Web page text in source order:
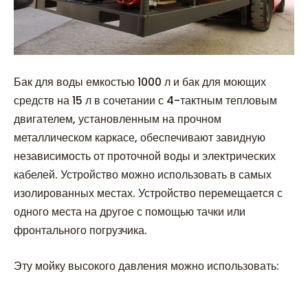
Бак для воды емкостью 1000 л и бак для моющих
средств на 15 л в сочетании с 4-тактным тепловым
двигателем, установленным на прочном
металлическом каркасе, обеспечивают завидную
независимость от проточной воды и электрических
кабелей. Устройство можно использовать в самых
изолированных местах. Устройство перемещается с
одного места на другое с помощью тачки или
фронтального погрузчика.
Эту мойку высокого давления можно использовать: